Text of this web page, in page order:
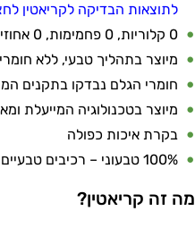
לתוצאות הבדיקה לקריאטין
0 קלוריות, 0 פחמימות, 0 אחוזי שומן
מיוצר בתהליך טבעי, ללא
חומרי הגלם נבדקו בתקנים
מיוצר בטכנולוגיה המייעלת
בקרת איכות כפולה
100% טבעוני – רכיבים טבעיים בלבד, ללא חומרים מן החי
מה זה קריאטין?